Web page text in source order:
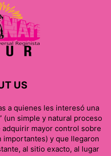
US
a quienes les interesó una
(un simple y natural proceso
mayor control sobre
importantes) y que llegaron
al sitio exacto, al lugar